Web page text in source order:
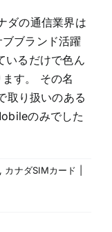
ダの通信業界は
ブランド活躍
いるだけで色ん
す。 その名
取り扱いのある
のみでした
カナダSIMカード |